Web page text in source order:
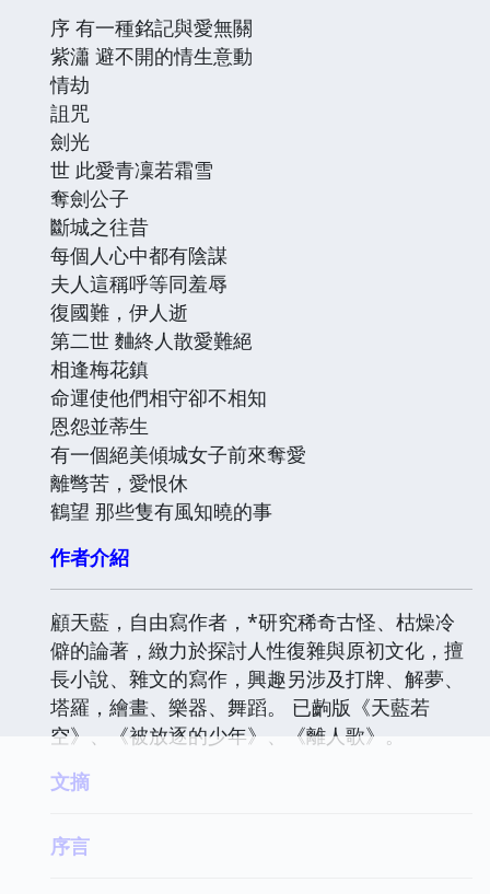
序 有一種銘記與愛無關
紫瀟 避不開的情生意動
情劫
詛咒
劍光
世 此愛青凜若霜雪
奪劍公子
斷城之往昔
每個人心中都有陰謀
夫人這稱呼等同羞辱
復國難，伊人逝
第二世 麯終人散愛難絕
相逢梅花鎮
命運使他們相守卻不相知
恩怨並蒂生
有一個絕美傾城女子前來奪愛
離彆苦，愛恨休
鶴望 那些隻有風知曉的事
作者介紹
顧天藍，自由寫作者，*研究稀奇古怪、枯燥冷
僻的論著，緻力於探討人性復雜與原初文化，擅
長小說、雜文的寫作，興趣另涉及打牌、解夢、
塔羅，繪畫、樂器、舞蹈。 已齣版《天藍若
空》、《被放逐的少年》、《離人歌》。
文摘
序言